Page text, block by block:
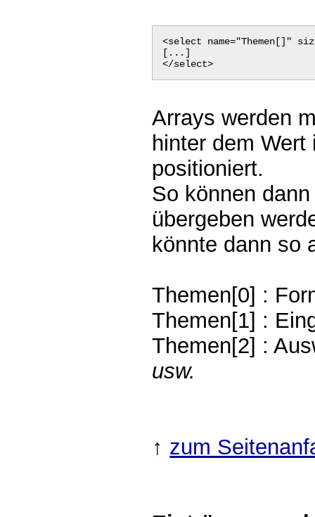
<select name="Themen[]"
[...]
</select>
Arrays werden
hinter dem
positioniert.
So können
übergeben
könnte dann so
Themen[0] :
Themen[1] :
Themen[2] :
usw.
↑ zum